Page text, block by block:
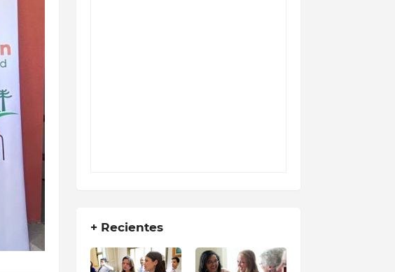
+ Recientes